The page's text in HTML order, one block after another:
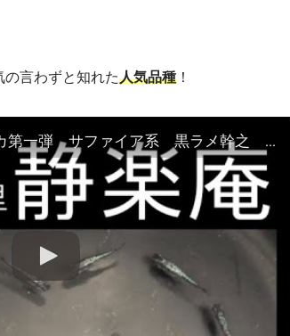
言わずと知れた人気品種 ！
静楽庵 2020年新品種メダカ第一弾 サファイア系 黒ラメ幹之 岡山県美作 【楽めだか】高級メダカが続々登場！レベル高いめだかが沢山見れるメダカ専門店